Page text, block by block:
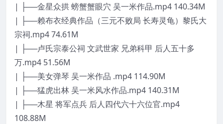
| ├──金星众拱 螃蟹蟹眼穴 吴一米作品.mp4 140.34M
| ├──赖布衣经典作品（三元不败局 长寿灵龟）黎氏大
宗祠.mp4 74.61M
| ├──卢氏宗泰公祠 文武世家 兄弟科甲 后人五十多
万.mp4 51.56M
| ├──美女弹琴 吴一米作品 .mp4 114.90M
| ├──猛虎出林 吴一米风水作品.mp4 140.31M
| ├──木星 将军点兵 后人四代六十六位官.mp4
108.88M